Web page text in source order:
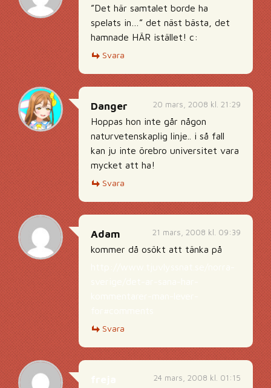
”Det här samtalet borde ha
spelats in…” det näst bästa, det
hamnade HÄR istället! c:
Svara
20 mars, 2008 kl. 21:29
Danger
Hoppas hon inte går någon
naturvetenskaplig linje.. i så fall
kan ju inte örebro universitet vara
mycket att ha!
Svara
21 mars, 2008 kl. 09:39
Adam
kommer då osökt att tänka på
Svara
24 mars, 2008 kl. 01:15